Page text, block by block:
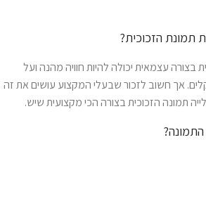
תמונת הזכוכית?
בצורה עצמאית יכולה להיות חוויה מהנה ועל
אך חשוב לזכור שבעלי המקצוע עושים את זה
תמונה הזכוכית בצורה הכי מקצועית שיש.